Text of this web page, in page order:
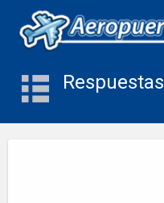
Respuestas